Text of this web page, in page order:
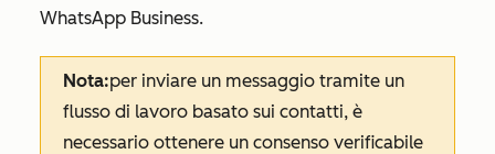
WhatsApp Business.
Nota:per inviare un messaggio tramite un
flusso di lavoro basato sui contatti, è
necessario ottenere un consenso verificabile